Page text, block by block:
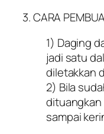
3. CARA
1) Daging
jadi satu
diletakkan
2) Bila
dituangkan
sampai